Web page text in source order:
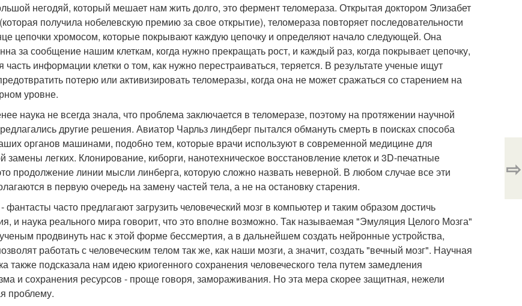
негодяй, который мешает нам жить долго, это фермент теломераза. Открытая доктором Элизабет
получила нобелевскую премию за свое открытие), теломераза повторяет последовательности
цепочки хромосом, которые покрывают каждую цепочку и определяют начало следующей. Она
за сообщение нашим клеткам, когда нужно прекращать рост, и каждый раз, когда покрывает цепочку,
часть информации клетки о том, как нужно перестраиваться, теряется. В результате ученые ищут
потерю или активизировать теломеразы, когда она не может сражаться со старением на
уровне.
наука не всегда знала, что проблема заключается в теломеразе, поэтому на протяжении научной
другие решения. Авиатор Чарльз линдберг пытался обмануть смерть в поисках способа
органов машинами, подобно тем, которые врачи используют в современной медицине для
замены легких. Клонирование, киборги, нанотехническое восстановление клеток и 3D-печатные
продолжение линии мысли линберга, которую сложно назвать неверной. В любом случае все эти
в первую очередь на замену частей тела, а не на остановку старения.
фантасты часто предлагают загрузить человеческий мозг в компьютер и таким образом достичь
и наука реального мира говорит, что это вполне возможно. Так называемая "Эмуляция Целого Мозга"
продвинуть нас к этой форме бессмертия, а в дальнейшем создать нейронные устройства,
работать с человеческим телом так же, как наши мозги, а значит, создать "вечный мозг". Научная
также подсказала нам идею криогенного сохранения человеческого тела путем замедления
и сохранения ресурсов - проще говоря, замораживания. Но эта мера скорее защитная, нежели
проблему.
⇨